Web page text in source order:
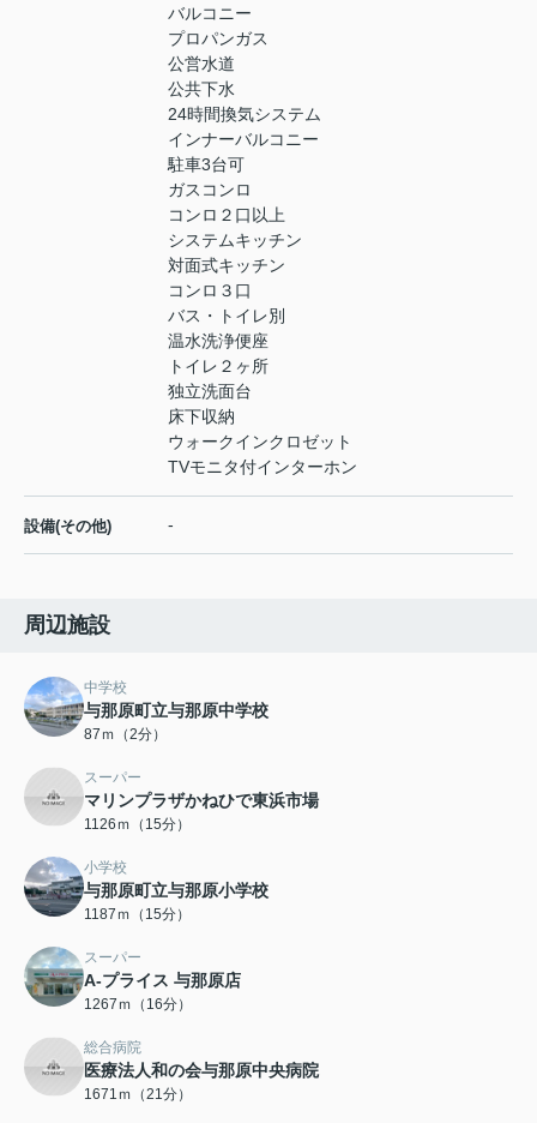
バルコニー
プロパンガス
公営水道
公共下水
24時間換気システム
インナーバルコニー
駐車3台可
ガスコンロ
コンロ２口以上
システムキッチン
対面式キッチン
コンロ３口
バス・トイレ別
温水洗浄便座
トイレ２ヶ所
独立洗面台
床下収納
ウォークインクロゼット
TVモニタ付インターホン
設備(その他) -
周辺施設
中学校
与那原町立与那原中学校
87ｍ（2分）
スーパー
マリンプラザかねひで東浜市場
1126ｍ（15分）
小学校
与那原町立与那原小学校
1187ｍ（15分）
スーパー
A-プライス 与那原店
1267ｍ（16分）
総合病院
医療法人和の会与那原中央病院
1671ｍ（21分）